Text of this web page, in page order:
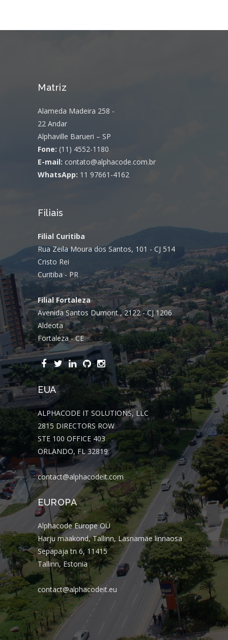
Matriz
Alameda Madeira 258 -
22 Andar
Alphaville Barueri – SP
Fone: (11) 4552-1180
E-mail: contato@alphacode.com.br
WhatsApp: 11 97661-4162
Filiais
Filial Curitiba
Rua Zeila Moura dos Santos, 101 - CJ 514
Cristo Rei
Curitiba - PR
Filial Fortaleza
Avenida Santos Dumont , 2122 - CJ 1206
Aldeota
Fortaleza - CE
EUA
ALPHACODE IT SOLUTIONS, LLC
2815 DIRECTORS ROW
STE 100 OFFICE 403
ORLANDO, FL 32819
contact@alphacodeit.com
EUROPA
Alphacode Europe OÜ
Harju maakond, Tallinn, Lasnamäe linnaosa
Sepapaja tn 6, 11415
Tallinn, Estonia
contact@alphacodeit.eu